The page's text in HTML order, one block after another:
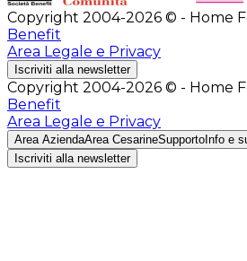
Copyright 2004-2026 © - Home
Benefit
Area Legale e Privacy
Iscriviti alla newsletter
Copyright 2004-2026 © - Home
Benefit
Area Legale e Privacy
Area AziendaArea CesarineSupporto Info e
Iscriviti alla newsletter